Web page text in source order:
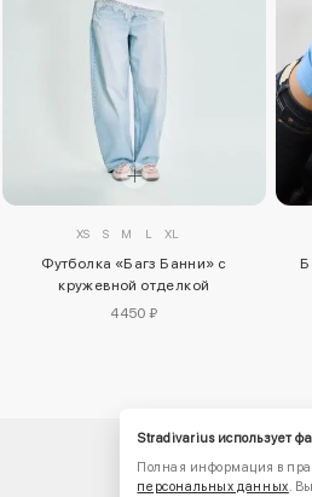
XS S M L XL
Футболка «Багз Банни» с
кружевной отделкой
4450 ₽
Stradivarius использует
Полная информация в
персональных данных.